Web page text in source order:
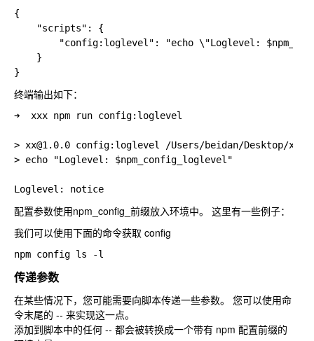
{
    "scripts": {
"config:loglevel": "echo \"Loglevel:
    }
终端输出如下：
➜  xxx npm run config:loglevel
> xx@1.0.0 config:loglevel /Users/beidan/Desktop/xxx
> echo "Loglevel: $npm_config_loglevel"
配置参数使用npm_config_前缀放入环境中。 这里有一些例子：
我们可以使用下面的命令获取 config
传递参数
在某些情况下，您可能需要向脚本传递一些参数。 您可以使用命
令末尾的 -- 来实现这一点。
添加到脚本中的任何 -- 都会被转换成一个带有 npm 配置前缀的